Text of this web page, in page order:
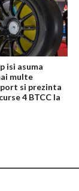
isi asuma
multe
si prezinta
4 BTCC la